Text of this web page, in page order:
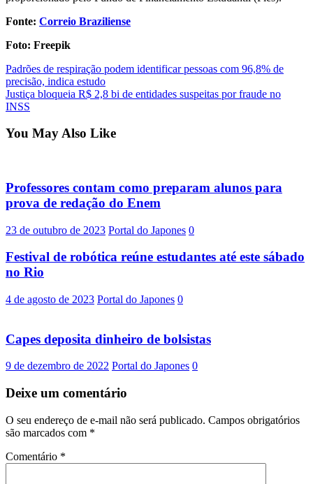
Fonte: Correio Braziliense
Foto: Freepik
Post
navigation
Padrões de respiração podem identificar pessoas com 96,8% de
precisão, indica estudo
Justiça bloqueia R$ 2,8 bi de entidades suspeitas por fraude no
INSS
You May Also Like
Professores contam como preparam alunos para
prova de redação do Enem
23 de outubro de 2023 Portal do Japones 0
Festival de robótica reúne estudantes até este sábado
no Rio
4 de agosto de 2023 Portal do Japones 0
Capes deposita dinheiro de bolsistas
9 de dezembro de 2022 Portal do Japones 0
Deixe um comentário
O seu endereço de e-mail não será publicado. Campos obrigatórios
são marcados com *
Comentário *